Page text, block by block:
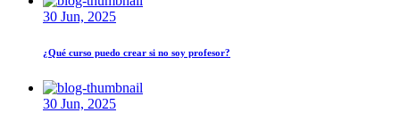
30 Jun, 2025
¿Qué curso puedo crear si no soy profesor?
30 Jun, 2025